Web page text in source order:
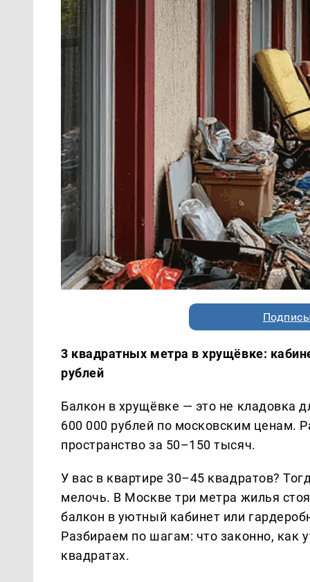
3 квадратных метра в хрущёвке:
рублей
Балкон в хрущёвке — это не кладовка
600 000 рублей по московским ценам.
пространство за 50–150 тысяч.
У вас в квартире 30–45 квадратов?
мелочь. В Москве три метра жилья
балкон в уютный кабинет или
Разбираем по шагам: что законно, как
квадратах.